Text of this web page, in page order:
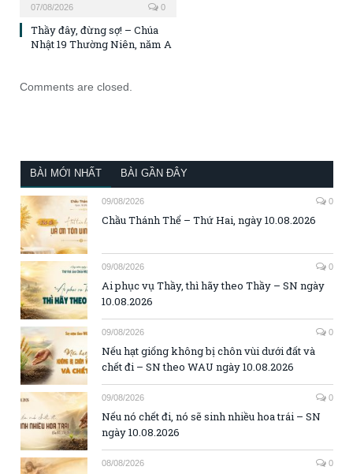
07/08/2026 0
Thầy đây, đừng sợ! – Chúa
Nhật 19 Thường Niên, năm A
Comments are closed.
BÀI MỚI NHẤT BÀI GẦN ĐÂY
09/08/2026 0
Chầu Thánh Thể – Thứ Hai, ngày 10.08.2026
09/08/2026 0
Ai phục vụ Thầy, thì hãy theo Thầy – SN ngày
10.08.2026
09/08/2026 0
Nếu hạt giống không bị chôn vùi dưới đất và
chết đi – SN theo WAU ngày 10.08.2026
09/08/2026 0
Nếu nó chết đi, nó sẽ sinh nhiều hoa trái – SN
ngày 10.08.2026
08/08/2026 0